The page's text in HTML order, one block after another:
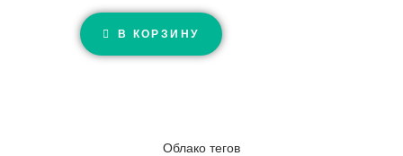
В КОРЗИНУ
Облако тегов